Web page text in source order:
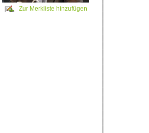
Zur Merkliste hinzufügen